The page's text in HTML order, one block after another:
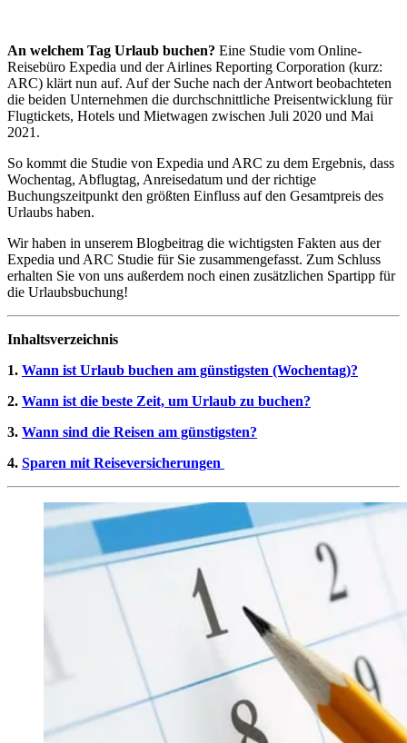
An welchem Tag Urlaub buchen? Eine Studie vom Online-
Reisebüro Expedia und der Airlines Reporting Corporation (kurz:
ARC) klärt nun auf. Auf der Suche nach der Antwort beobachteten
die beiden Unternehmen die durchschnittliche Preisentwicklung für
Flugtickets, Hotels und Mietwagen zwischen Juli 2020 und Mai
2021.
So kommt die Studie von Expedia und ARC zu dem Ergebnis, dass
Wochentag, Abflugtag, Anreisedatum und der richtige
Buchungszeitpunkt den größten Einfluss auf den Gesamtpreis des
Urlaubs haben.
Wir haben in unserem Blogbeitrag die wichtigsten Fakten aus der
Expedia und ARC Studie für Sie zusammengefasst. Zum Schluss
erhalten Sie von uns außerdem noch einen zusätzlichen Spartipp für
die Urlaubsbuchung!
Inhaltsverzeichnis
1. Wann ist Urlaub buchen am günstigsten (Wochentag)?
2. Wann ist die beste Zeit, um Urlaub zu buchen?
3. Wann sind die Reisen am günstigsten?
4. Sparen mit Reiseversicherungen